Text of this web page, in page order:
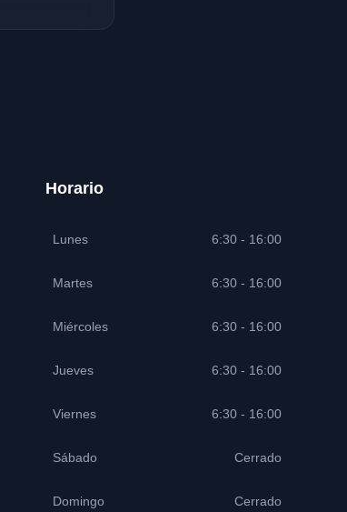
Horario
Lunes 6:30 - 16:00
Martes 6:30 - 16:00
Miércoles 6:30 - 16:00
Jueves 6:30 - 16:00
Viernes 6:30 - 16:00
Sábado Cerrado
Domingo Cerrado